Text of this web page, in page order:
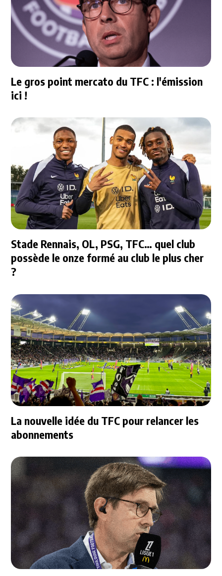
Le gros point mercato du TFC : l'émission
ici !
Stade Rennais, OL, PSG, TFC… quel club
possède le onze formé au club le plus cher
?
La nouvelle idée du TFC pour relancer les
abonnements